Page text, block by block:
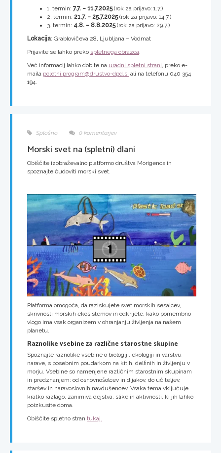
1. termin: 7.7. – 11.7.2025(rok za prijavo: 1.7.)
2. termin: 21.7. – 25.7.2025(rok za prijavo: 14.7.)
3. termin: 4.8. – 8.8.2025(rok za prijavo: 29.7.)
Lokacija: Grablovičeva 28, Ljubljana – Vodmat
Prijavite se lahko preko spletnega obrazca.
Več informacij lahko dobite na uradni spletni strani, preko e-
maila poletni.program@drustvo-dpd.si ali na telefonu 040 354
194.
Splošno 0 komentarjev
Morski svet na (spletni) dlani
Obiščite izobraževalno platformo društva Morigenos in
spoznajte čudoviti morski svet.
Platforma omogoča, da raziskujete svet morskih sesalcev,
skrivnosti morskih ekosistemov in odkrijete, kako pomembno
vlogo ima vsak organizem v ohranjanju življenja na našem
planetu.
Raznolike vsebine za različne starostne skupine
Spoznajte raznolike vsebine o biologiji, ekologiji in varstvu
narave, s posebnim poudarkom na kitih, delfinih in življenju v
morju. Vsebine so namenjene različnim starostnim skupinam
in predznanjem: od osnovnošolcev in dijakov, do učiteljev,
staršev in naravoslovnih navdušencev. Vsaka tema vključuje
kratko razlago, zanimiva dejstva, slike in aktivnosti, ki jih lahko
poizkusite doma.
Obiščite spletno stran tukaj.